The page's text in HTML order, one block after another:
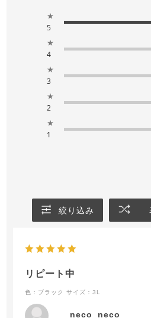
★
5
★
4
★
3
★
2
★
1
絞り込み
リピート中
色：ブラック サイズ：3L
neco_neco